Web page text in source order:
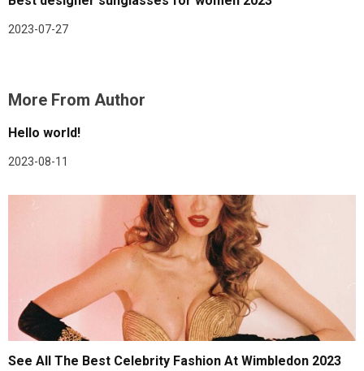
2023-07-27
More From Author
Hello world!
2023-08-11
See All The Best Celebrity Fashion At Wimbledon 2023